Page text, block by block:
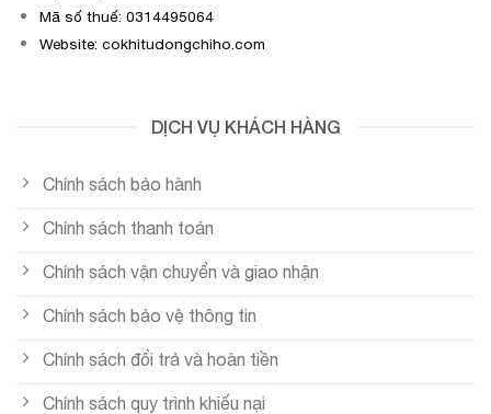
Mã số thuế: 0314495064
Website: cokhitudongchiho.com
DỊCH VỤ KHÁCH HÀNG
Chính sách bảo hành
Chính sách thanh toán
Chính sách vận chuyển và giao nhận
Chính sách bảo vệ thông tin
Chính sách đổi trả và hoàn tiền
Chính sách quy trình khiếu nại